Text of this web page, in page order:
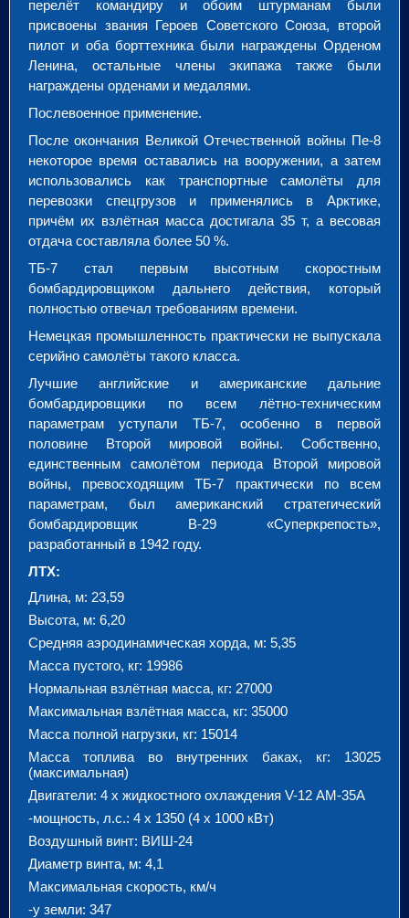
перелёт командиру и обоим штурманам были
присвоены звания Героев Советского Союза, второй
пилот и оба борттехника были награждены Орденом
Ленина, остальные члены экипажа также были
награждены орденами и медалями.
Послевоенное применение.
После окончания Великой Отечественной войны Пе-8
некоторое время оставались на вооружении, а затем
использовались как транспортные самолёты для
перевозки спецгрузов и применялись в Арктике,
причём их взлётная масса достигала 35 т, а весовая
отдача составляла более 50 %.
ТБ-7 стал первым высотным скоростным
бомбардировщиком дальнего действия, который
полностью отвечал требованиям времени.
Немецкая промышленность практически не выпускала
серийно самолёты такого класса.
Лучшие английские и американские дальние
бомбардировщики по всем лётно-техническим
параметрам уступали ТБ-7, особенно в первой
половине Второй мировой войны. Собственно,
единственным самолётом периода Второй мировой
войны, превосходящим ТБ-7 практически по всем
параметрам, был американский стратегический
бомбардировщик B-29 «Суперкрепость»,
разработанный в 1942 году.
ЛТХ:
Длина, м: 23,59
Высота, м: 6,20
Средняя аэродинамическая хорда, м: 5,35
Масса пустого, кг: 19986
Нормальная взлётная масса, кг: 27000
Максимальная взлётная масса, кг: 35000
Масса полной нагрузки, кг: 15014
Масса топлива во внутренних баках, кг: 13025
(максимальная)
Двигатели: 4 х жидкостного охлаждения V-12 АМ-35А
-мощность, л.с.: 4 х 1350 (4 х 1000 кВт)
Воздушный винт: ВИШ-24
Диаметр винта, м: 4,1
Максимальная скорость, км/ч
-у земли: 347